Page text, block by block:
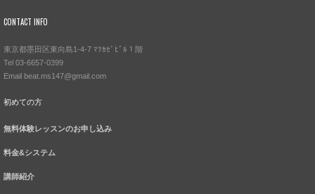
CONTACT INFO
東京都墨田区東向島1-4-7 ﾏﾂｶｾﾞﾋﾞﾙ１階
Tel 03-6657-0399
Email beat.ms147@gmail.com
初めての方
無料体験レッスンのお申し込み
料金&システム
講師紹介